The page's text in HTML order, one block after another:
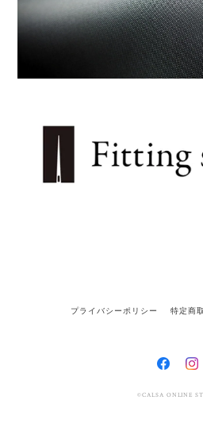
プライバシーポリシー 特定商
©CALSA ONLINE